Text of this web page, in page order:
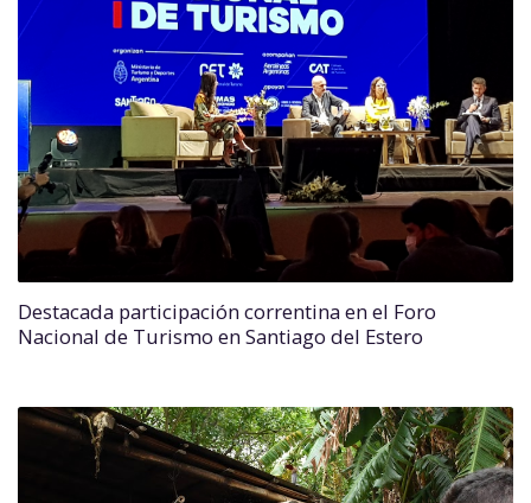
Destacada participación correntina en el Foro
Nacional de Turismo en Santiago del Estero